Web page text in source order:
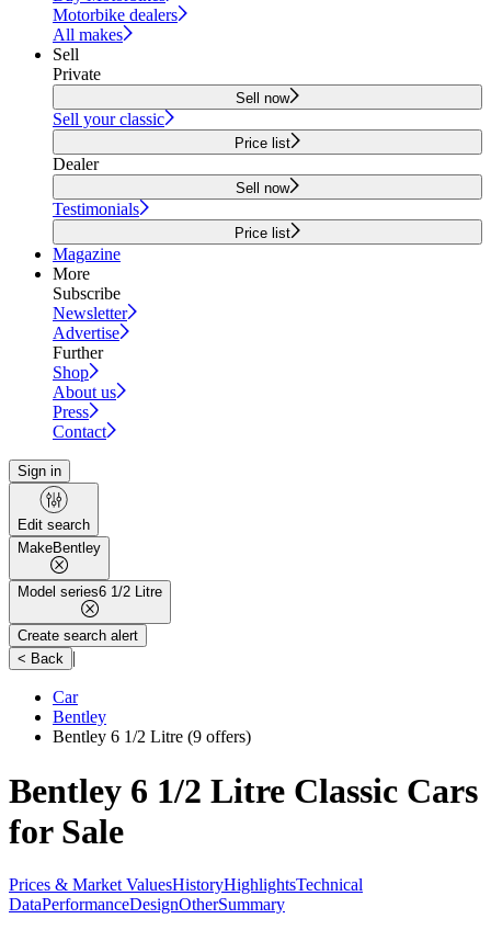
Motorbike dealers
All makes
Sell
Private
Sell now
Sell your classic
Price list
Dealer
Sell now
Testimonials
Price list
Magazine
More
Subscribe
Newsletter
Advertise
Further
Shop
About us
Press
Contact
Sign in
Edit search
MakeBentley
Model series6 1/2 Litre
Create search alert
< Back |
Car
Bentley
Bentley 6 1/2 Litre (9 offers)
Bentley 6 1/2 Litre Classic Cars
for Sale
Prices & Market ValuesHistoryHighlightsTechnical
DataPerformanceDesignOtherSummary